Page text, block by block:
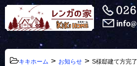
キキホーム > お知らせ > S様邸建て方完了